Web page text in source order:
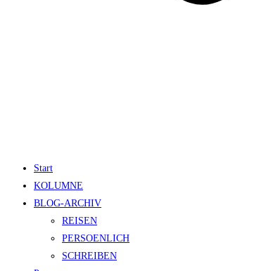
Start
KOLUMNE
BLOG-ARCHIV
REISEN
PERSOENLICH
SCHREIBEN